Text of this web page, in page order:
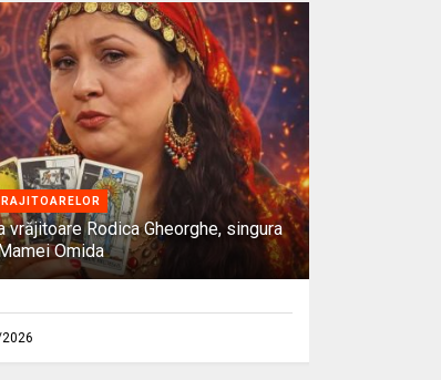
vrăjitoare Rodica Gheorghe, singura
Omida